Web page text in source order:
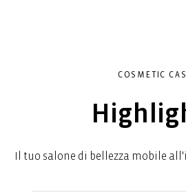
COSMETIC
Il tuo salone di bellezza mobile